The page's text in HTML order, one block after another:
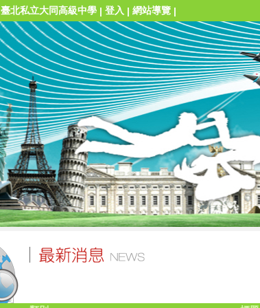
臺北私立大同高級中學 | 登入 | 網站導覽 |